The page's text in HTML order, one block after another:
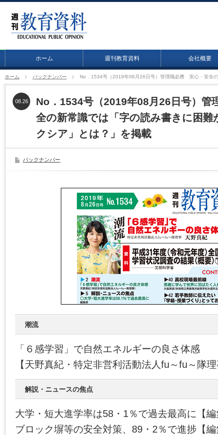
ホーム 週刊教育資料 会社概要
ホーム バックナンバー No．1534号（2019年08月26日号）管理職必携 安心・安全
No．1534号（2019年08月26日号）
全の新常識では「字の読み書きに困
クシア」とは？」を掲載
08.26
バックナンバー
潮流
「６感学習」で自然エネルギーの良さ体感
【天野真紀・特定非営利活動法人fu～fu～隊
解説・ニュースの焦点
大学・短大進学率は58・1％で過去最高に【
ブロック塀等の安全対策、89・2％で進捗【